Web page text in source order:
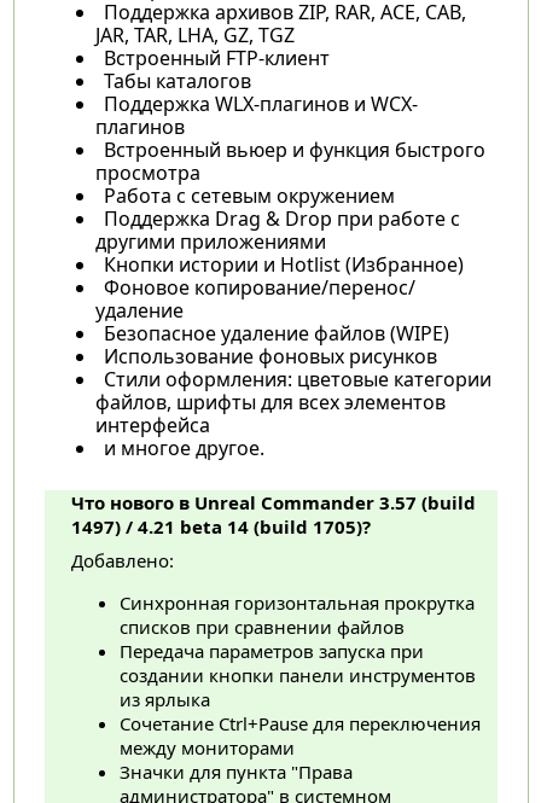
Поддержка архивов ZIP, RAR, ACE, CAB,
JAR, TAR, LHA, GZ, TGZ
Встроенный FTP-клиент
Табы каталогов
Поддержка WLX-плагинов и WCX-
плагинов
Встроенный вьюер и функция быстрого
просмотра
Работа с сетевым окружением
Поддержка Drag & Drop при работе с
другими приложениями
Кнопки истории и Hotlist (Избранное)
Фоновое копирование/перенос/
удаление
Безопасное удаление файлов (WIPE)
Использование фоновых рисунков
Стили оформления: цветовые категории
файлов, шрифты для всех элементов
интерфейса
и многое другое.
Что нового в Unreal Commander 3.57 (build
1497) / 4.21 beta 14 (build 1705)?
Добавлено:
Синхронная горизонтальная прокрутка
списков при сравнении файлов
Передача параметров запуска при
создании кнопки панели инструментов
из ярлыка
Сочетание Ctrl+Pause для переключения
между мониторами
Значки для пункта "Права
администратора" в системном